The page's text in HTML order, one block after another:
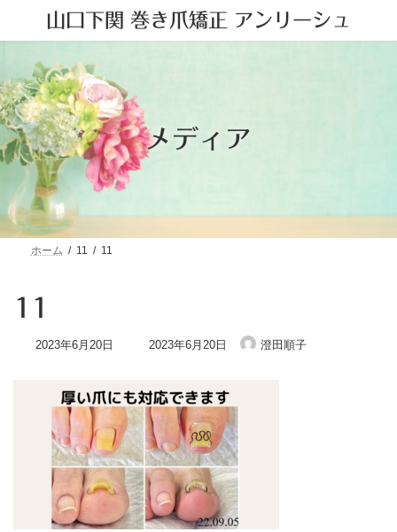
テ
へ
ス
キ
ッ
プ
ゲ
ョ
ン
に
移
動
山口下関 巻き爪矯正 アンリーシュ
メディア
ホーム 11 11
11
2023年6月20日
最
新
日
時
:
2023年6月20日 澄田順子